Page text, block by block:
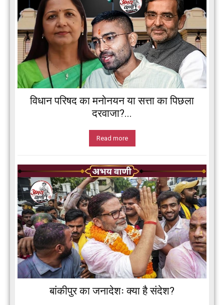
विधान परिषद का मनोनयन या सत्ता का पिछला
दरवाजा?...
Read more
बांकीपुर का जनादेशः क्या है संदेश?